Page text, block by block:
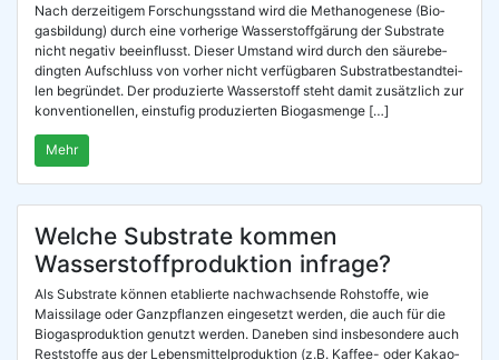
Nach der­zei­ti­gem For­schungs­stand wird die Metha­no­ge­nese (Bio­
gas­bil­dung) durch eine vor­he­ri­ge Was­ser­stoff­gä­rung der Sub­stra­te
nicht nega­tiv beein­flusst. Die­ser Umstand wird durch den säu­re­be­
ding­ten Auf­schluss von vor­her nicht ver­füg­ba­ren Sub­strat­be­stand­tei­
len begrün­det. Der pro­du­zier­te Was­ser­stoff steht damit zusätz­lich zur
kon­ven­tio­nel­len, ein­stu­fig pro­du­zier­ten Biogasmenge […]
Mehr
Welche Substrate kommen
Wasserstoffproduktion infrage?
Als Sub­stra­te kön­nen eta­blier­te nach­wach­sen­de Roh­stof­fe, wie
Mais­sila­ge oder Ganz­pflan­zen ein­ge­setzt wer­den, die auch für die
Bio­gas­pro­duk­ti­on genutzt wer­den. Dane­ben sind ins­be­son­de­re auch
Rest­stof­fe aus der Lebens­mit­tel­pro­duk­ti­on (z.B. Kaf­­fee- oder Kakao­